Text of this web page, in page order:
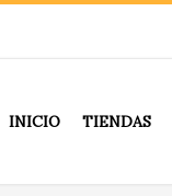
INICIO TIENDAS